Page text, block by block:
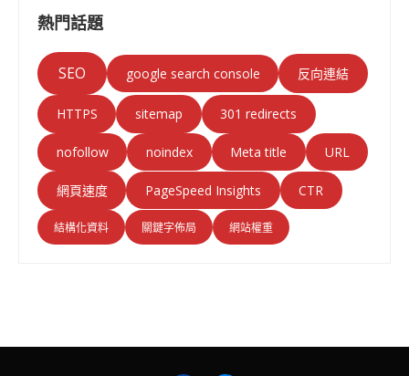
熱門話題
SEO google search console 反向連結
HTTPS sitemap 301 redirects
nofollow noindex Meta title URL
網頁速度 PageSpeed Insights CTR
結構化資料 關鍵字佈局 網站權重